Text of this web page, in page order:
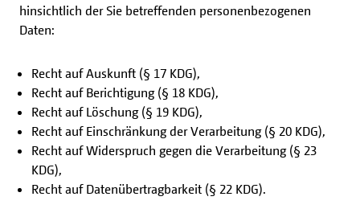
hinsichtlich der Sie betreffenden personenbezogenen
Daten:
Recht auf Auskunft (§ 17 KDG),
Recht auf Berichtigung (§ 18 KDG),
Recht auf Löschung (§ 19 KDG),
Recht auf Einschränkung der Verarbeitung (§ 20 KDG),
Recht auf Widerspruch gegen die Verarbeitung (§ 23
KDG),
Recht auf Datenübertragbarkeit (§ 22 KDG).